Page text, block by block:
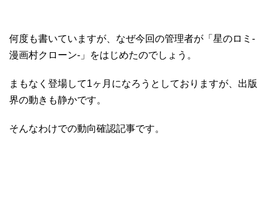
何度も書いていますが、なぜ今回の管理者が「星のロミ-
漫画村クローン-」をはじめたのでしょう。
まもなく登場して1ヶ月になろうとしておりますが、出版
界の動きも静かです。
そんなわけでの動向確認記事です。